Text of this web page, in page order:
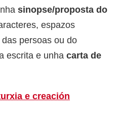
sinopse/proposta do
espazos
das persoas ou do
escrita e unha carta de
e creación